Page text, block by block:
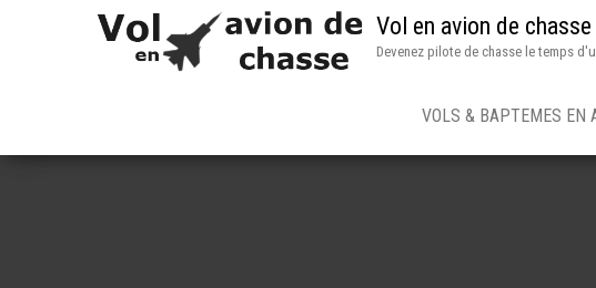
Vol en avion de chasse
Devenez pilote de chasse le temps
VOLS & BAPTEMES EN